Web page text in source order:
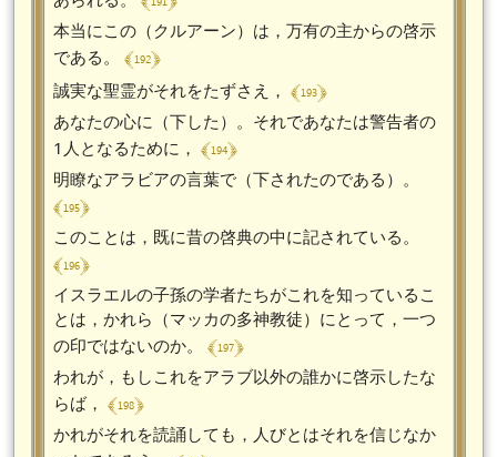
本当にこの（クルアーン）は，万有の主からの啓示
である。 ﴾ 192 ﴿
誠実な聖霊がそれをたずさえ， ﴾ 193 ﴿
あなたの心に（下した）。それであなたは警告者の
1人となるために， ﴾ 194 ﴿
明瞭なアラビアの言葉で（下されたのである）。
﴾ 195 ﴿
このことは，既に昔の啓典の中に記されている。
﴾ 196 ﴿
イスラエルの子孫の学者たちがこれを知っているこ
とは，かれら（マッカの多神教徒）にとって，一つ
の印ではないのか。 ﴾ 197 ﴿
われが，もしこれをアラブ以外の誰かに啓示したな
らば， ﴾ 198 ﴿
かれがそれを読誦しても，人びとはそれを信じなか